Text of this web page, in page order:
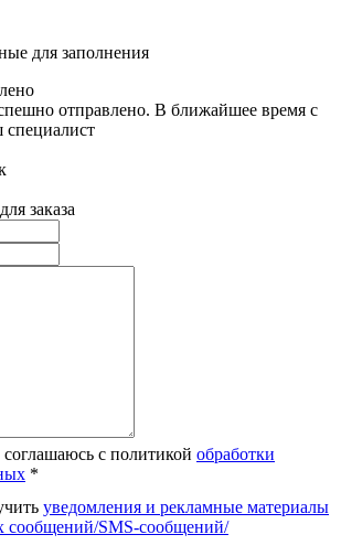
для заполнения
отправлено. В ближайшее время с
заказа
с политикой обработки
*
уведомления и рекламные материалы
сообщений/SMS-сообщений/